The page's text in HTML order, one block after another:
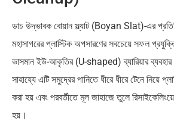
ডাচ উদ্ভাবক বোয়ান স্ল্যাট (Boyan Slat)-এর
মহাসাগরের প্লাস্টিক অপসারণের সবচেয়ে সফল
ভাসমান ইউ-আকৃতির (U-shaped) ব্যারিয়ার
সাহায্যে এটি সমুদ্রের পানিতে ধীরে ধীরে টেনে নিয়ে
করা হয় এবং পরবর্তীতে মূল জাহাজে তুলে
হয়।